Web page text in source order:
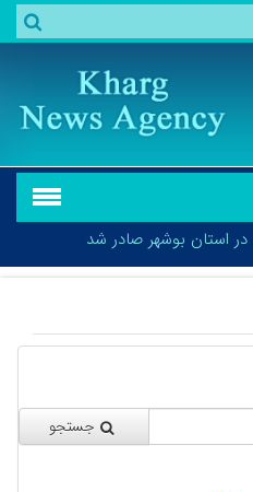
استان بوشهر صادر شد
جستجو